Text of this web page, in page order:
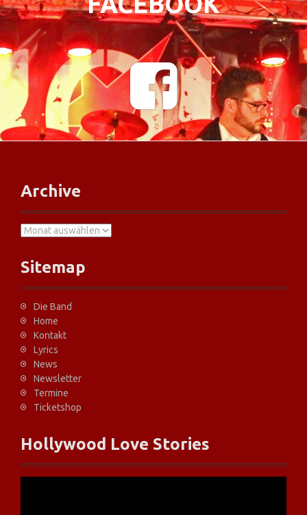
F
a
c
e
b
o
o
k
Archive
A
c
h
i
v
e
Sitemap
Die Band
Home
Kontakt
Lyrics
News
Newsletter
Termine
Ticketshop
Hollywood Love Stories